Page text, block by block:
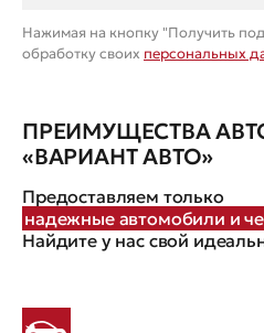
Нажимая на кнопку "Получить
обработку своих персональных
ПРЕИМУЩЕСТВА
«ВАРИАНТ АВТО»
Предоставляем только
надежные автомобили и
Найдите у нас свой